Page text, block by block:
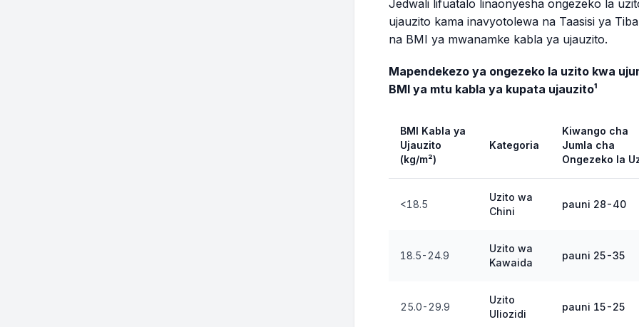
Wiki 35 186.0 - 194.6 lbs
Wiki 36 186.9 - 195.7 lbs
Wiki 37 187.8 - 196.9 lbs
Wiki 38 188.7 - 198.0 lbs
Jedwali lifuatalo linaonyesha ongezeko la
ujauzito kama inavyotolewa na Taasisi ya
na BMI ya mwanamke kabla ya ujauzito.
Mapendekezo ya ongezeko la uzito kwa
BMI ya mtu kabla ya kupata ujauzito¹
BMI Kabla ya
Ujauzito
(kg/m²)
Kategoria
Kiwango cha
Jumla cha
Ongezeko la
<18.5
Uzito wa
Chini
pauni 28-40
18.5-24.9
Uzito wa
Kawaida
pauni 25-35
25.0-29.9
Uzito
Uliozidi
pauni 15-25